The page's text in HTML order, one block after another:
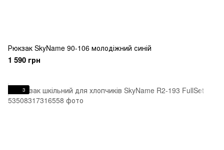
Рюкзак SkyName 90-106 молодіжний синій
1 590 грн
3